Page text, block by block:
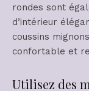
rondes sont
d’intérieur
coussins
confortable et
Utilisez des